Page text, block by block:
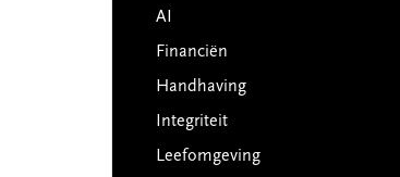
AI
Financiën
Handhaving
Integriteit
Leefomgeving